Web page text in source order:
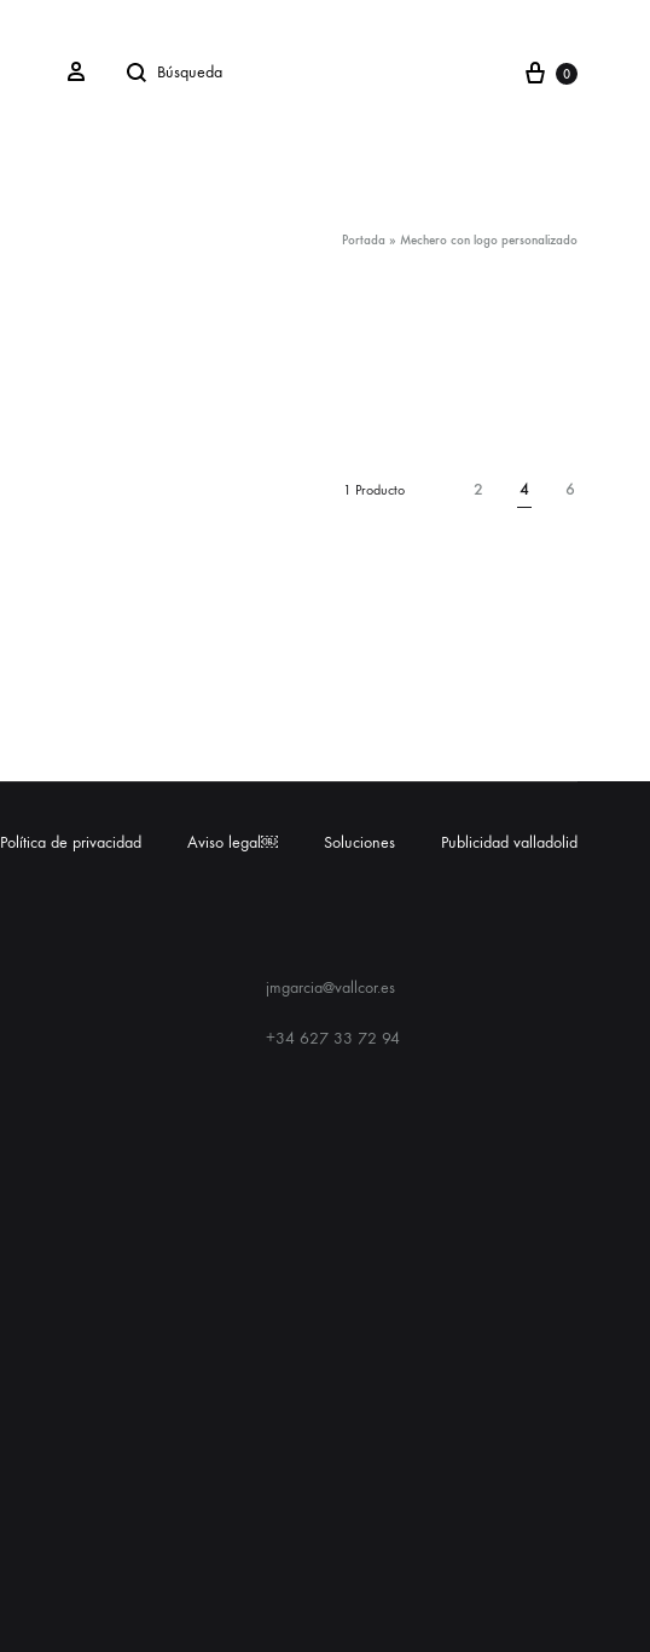
Signo enBúsqueda Carro
0
Portada » Mechero con logo personalizado
2 4 6
1 Producto
Política de privacidad Aviso legal￼ Soluciones Publicidad valladolid
jmgarcia@vallcor.es
+34 627 33 72 94